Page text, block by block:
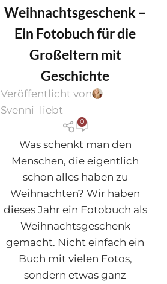
WEIHNACHTEN
Weihnachtsgeschenk –
Ein Fotobuch für die
Großeltern mit
Geschichte
Veröffentlicht von
Svenni_liebt
0
Was schenkt man den
Menschen, die eigentlich
schon alles haben zu
Weihnachten? Wir haben
dieses Jahr ein Fotobuch als
Weihnachtsgeschenk
gemacht. Nicht einfach ein
Buch mit vielen Fotos,
sondern etwas ganz